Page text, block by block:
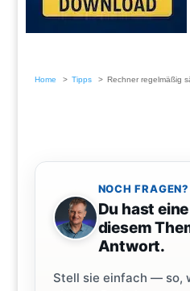
Home Tipps Rechner regelmäßig
NOCH
Du hast
diesem
Antwort.
Stell sie einfach — so,